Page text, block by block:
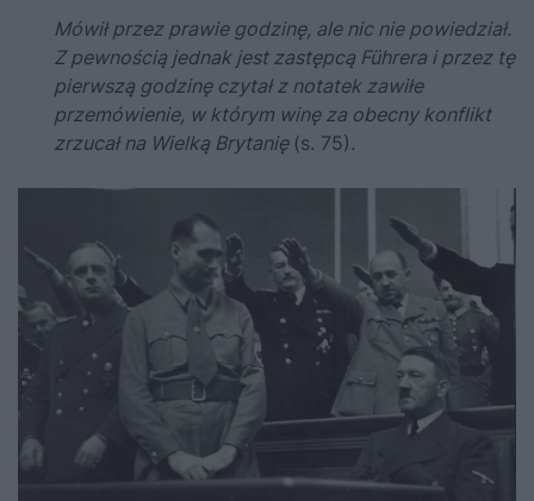
Mówił przez prawie godzinę, ale nic nie powiedział.
Z pewnością jednak jest zastępcą Führera i przez tę
pierwszą godzinę czytał z notatek zawiłe
przemówienie, w którym winę za obecny konflikt
zrzucał na Wielką Brytanię (s. 75).